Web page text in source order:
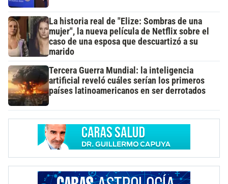
La historia real de "Elize: Sombras de una
mujer", la nueva película de Netflix sobre el
caso de una esposa que descuartizó a su
marido
Tercera Guerra Mundial: la inteligencia
artificial reveló cuáles serían los primeros
países latinoamericanos en ser derrotados